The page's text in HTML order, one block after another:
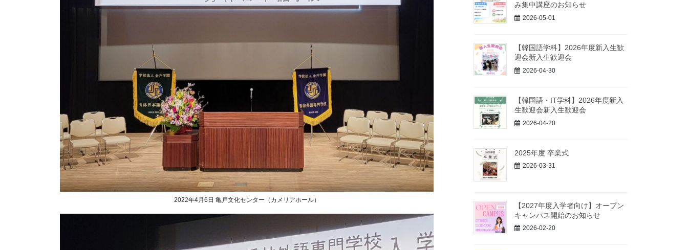
2022年4月6日 亀戸文化センター（カメリアホール）
み集中講座のお知らせ
2026-05-01
【韓国語学科】2026年度新入生歓
迎会新入生歓迎会
2026-04-30
【韓国語・IT学科】2026年度新入
生歓迎会新入生歓迎会
2026-04-20
2025年度 卒業式
2026-03-31
【2027年度入学者向け】オープン
キャンパス開始のお知らせ
2026-02-20